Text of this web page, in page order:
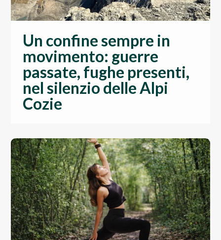
Un confine sempre in
movimento: guerre
passate, fughe presenti,
nel silenzio delle Alpi
Cozie